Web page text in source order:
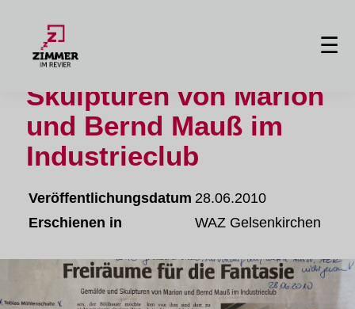
☰
Freiräume für die Fantasie
Gemälde und
Skulpturen von Marion
und Bernd Mauß im
Industrieclub
Veröffentlichungsdatum 28.06.2010
Erschienen in
WAZ Gelsenkirchen